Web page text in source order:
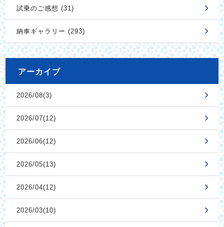
試乗のご感想 (31)
納車ギャラリー (293)
アーカイブ
2026/08(3)
2026/07(12)
2026/06(12)
2026/05(13)
2026/04(12)
2026/03(10)